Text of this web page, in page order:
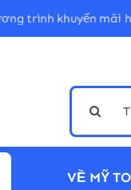
trình khuyến
Search
VỀ MỸ